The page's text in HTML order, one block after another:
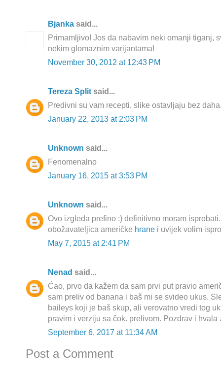
Bjanka said...
Primamljivo! Jos da nabavim neki omanji tiganj,
nekim glomaznim varijantama!
November 30, 2012 at 12:43 PM
Tereza Splitsaid...
Predivni su vam recepti, slike ostavljaju bez
January 22, 2013 at 2:03 PM
Unknown said...
Fenomenalno
January 16, 2015 at 3:53 PM
Unknown said...
Ovo izgleda prefino :) definitivno moram
obožavateljica američke hrane i uvijek volim
May 7, 2015 at 2:41 PM
Nenad said...
Ćao, prvo da kažem da sam prvi put pravio
sam preliv od banana i baš mi se svideo ukus.
baileys koji je baš skup, ali verovatno vredi tog
pravim i verziju sa čok. prelivom. Pozdrav i hvala
September 6, 2017 at 11:34 AM
Post a Comment